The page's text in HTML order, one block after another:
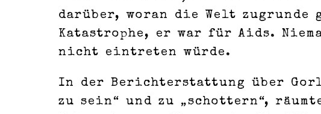
darüber, woran die Welt zugrunde
Katastrophe, er war für Aids.
nicht eintreten würde.
In der Berichterstattung über
zu sein“ und zu „schottern“,